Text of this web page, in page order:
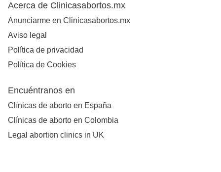
Acerca de Clinicasabortos.mx
Anunciarme en Clinicasabortos.mx
Aviso legal
Política de privacidad
Política de Cookies
Encuéntranos en
Clínicas de aborto en España
Clínicas de aborto en Colombia
Legal abortion clinics in UK